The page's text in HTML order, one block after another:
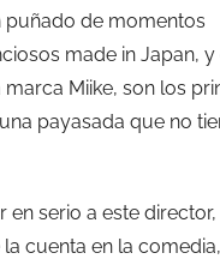
puñado de momentos
made in Japan,
Miike, son los
payasada que no
en serio a este
cuenta en la